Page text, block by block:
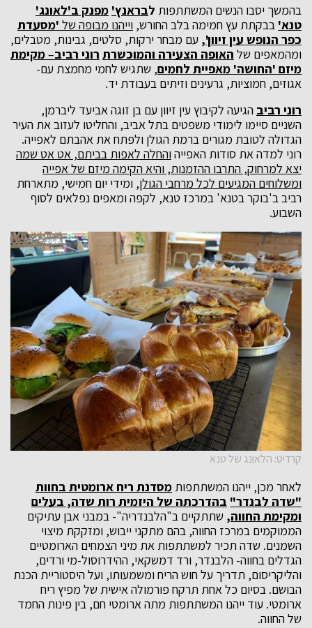
בהמשך יסבו הנשים המשתתפות לבראנץ' מפנק ב'לאונג'
טנא' בבקתת עץ חמימה בלב החורש, וייהנו מבופה של 'מסעדת
כפר הנופש עין זיוון', עם מבחר ירקות, סלטים, גבינות, מטבלים,
ומהמאפים של האופה הצעירה והמוכשרת רוני רביב–מקימת
מיזם 'החושה' מאפיית לחמים, שתגיש לחמי מחמצת עם-
אגוזים, חמוציות, גרעינים וזיתים בעבודת יד.
רוני רביב הגיעה לקיבוץ עין זיוון עם בן זוגה אביעד ליברמן,
השניים סיימו לימודי משפטים בתל אביב, והחליטו לעזוב את העיר
הגדולה לטובת מגורים ברמת הגולן ולפתח את אהבתם לאפייה.
רוני למדה את סודות האפייהוהחלה לאפות בביתם, אט אט שמה
יצא למרחוק, התרבו ההזמנות, והיא הקימה מיזם של אפייה
ומשלוחים המגיעים לכל מרחבי הגולן, ומידי יום חמישי, מתארחת
רביב ב'בוקר בטנא' במרכז טנא, לקפה ומאפים נפלאים לסוף
השבוע.
קרדיט: הלאונג של טנא
לאחר מכן, ייהנו המשתתפות מסדנת ריח ארומטית בחוות
"שדה לבנדר" בהדרכתה של היזמית רות שדה, בעלים
ומקימת החווה, שתתקיים ב"הלבנדריה"- במבני אבן עתיקים
הממוקמים במרכז החווה, בהם מתקני ייבוש, ומזקקת מיצוי
השמנים. שדה תכיר למשתתפות את מיני הצמחים הארומטיים
הגדלים בחווה- הלבנדר, ורד דמשקאי, ההידרוסול-מי ורדים,
והליקריסום, תדריך על חוש הריח ומשמעותו, ועל היסטוריית הכנת
הבושם. בסיום כל אחת תרקח פורמולה אישית של מפיץ ריח
ארומטי. עוד ייהנו המשתתפות מתה ארומטי חם, בין פינות החמד
של החווה.